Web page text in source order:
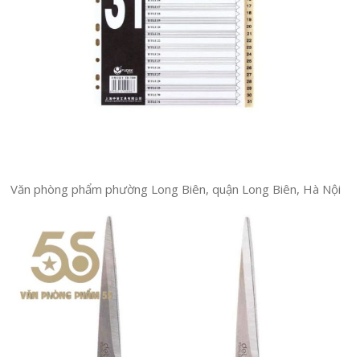
Văn phòng phẩm phường Long Biên, quận Long Biên, Hà Nội